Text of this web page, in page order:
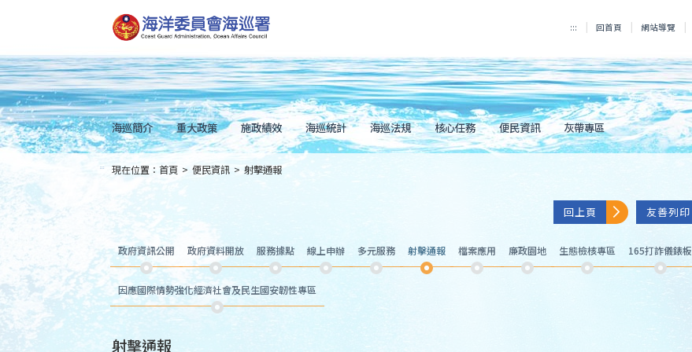
到
主
內
容
Skip
to
main
content
::: 回首頁 網站導覽
海巡簡介 重大政策 施政績效 海巡統計 海巡法規 核心任務 便民資訊 灰帶專區
::: 現在位置： 首頁 > 便民資訊 > 射擊通報
回上頁 友善列印
政府資訊公開 政府資料開放 服務據點 線上申辦 多元服務 射擊通報 檔案應用 廉政園地 生態檢核專區 165打詐儀錶板
因應國際情勢強化經濟社會及民生國安韌性專區
射擊通報